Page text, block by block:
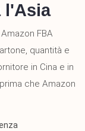
l'Asia
FBA
quantità e
in Cina e in
che Amazon